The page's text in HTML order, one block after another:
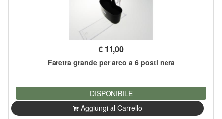
€ 11,00
Faretra grande per arco a 6 posti nera
DISPONIBILE
Aggiungi al Carrello